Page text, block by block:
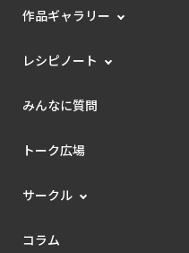
作品ギャラリー
レシピノート
みんなに質問
トーク広場
サークル
コラム